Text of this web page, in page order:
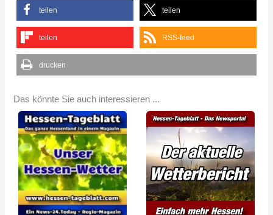
teilen teilen
teilen RSS-feed
drucken
Das könnte Sie auch interessieren ...